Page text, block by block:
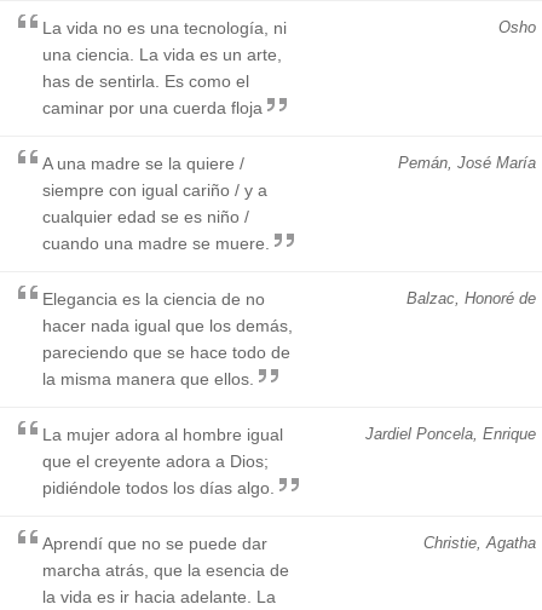
Osho
La vida no es una tecnología, ni
una ciencia. La vida es un arte,
has de sentirla. Es como el
caminar por una cuerda floja
Pemán, José María
A una madre se la quiere /
siempre con igual cariño / y a
cualquier edad se es niño /
cuando una madre se muere.
Balzac, Honoré de
Elegancia es la ciencia de no
hacer nada igual que los demás,
pareciendo que se hace todo de
la misma manera que ellos.
Jardiel Poncela, Enrique
La mujer adora al hombre igual
que el creyente adora a Dios;
pidiéndole todos los días algo.
Christie, Agatha
Aprendí que no se puede dar
marcha atrás, que la esencia de
la vida es ir hacia adelante. La